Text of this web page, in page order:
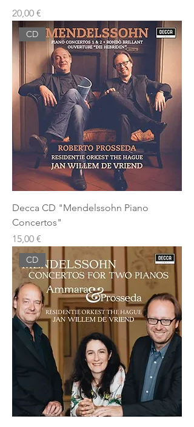
Prezzo
20,00 €
CD
Decca CD "Mendelssohn Piano
Concertos"
Prezzo
15,00 €
CD